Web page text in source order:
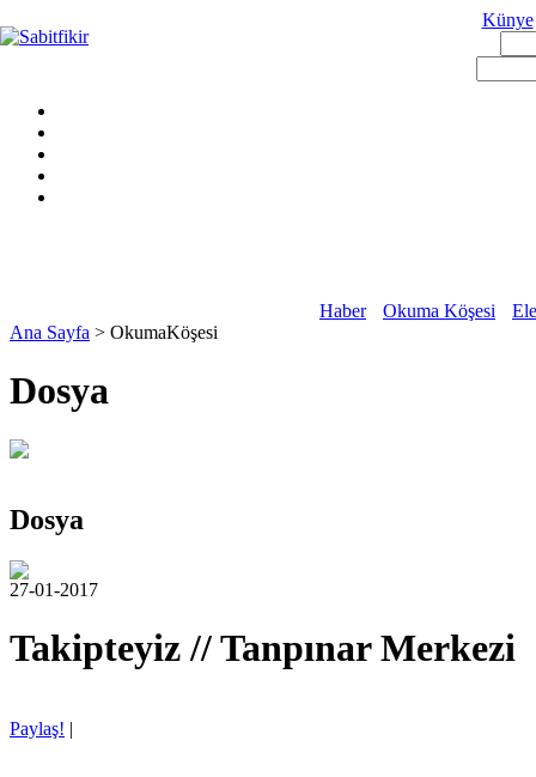
Künye
Haber Okuma Köşesi
Ana Sayfa > OkumaKöşesi
Dosya
Dosya
27-01-2017
Takipteyiz // Tanpınar Merkezi
Paylaş! |